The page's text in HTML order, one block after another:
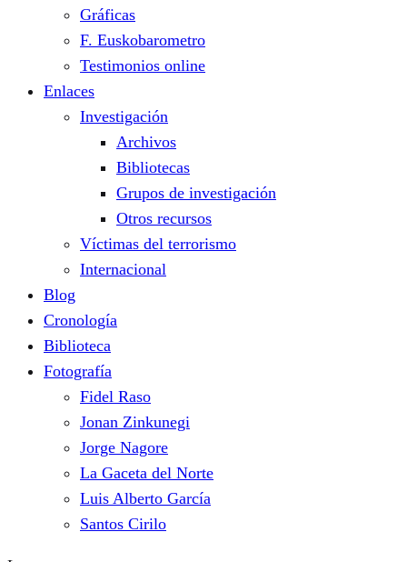
Gráficas
F. Euskobarometro
Testimonios online
Enlaces
Investigación
Archivos
Bibliotecas
Grupos de investigación
Otros recursos
Víctimas del terrorismo
Internacional
Blog
Cronología
Biblioteca
Fotografía
Fidel Raso
Jonan Zinkunegi
Jorge Nagore
La Gaceta del Norte
Luis Alberto García
Santos Cirilo